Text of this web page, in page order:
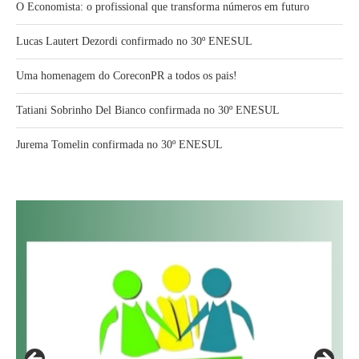
O Economista: o profissional que transforma números em futuro
Lucas Lautert Dezordi confirmado no 30º ENESUL
Uma homenagem do CoreconPR a todos os pais!
Tatiani Sobrinho Del Bianco confirmada no 30º ENESUL
Jurema Tomelin confirmada no 30º ENESUL